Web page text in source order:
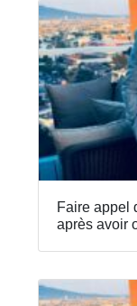
Faire appel
après avoir